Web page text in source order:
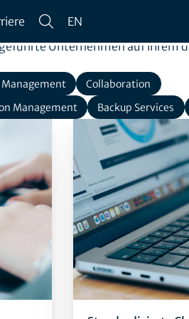
EN
Unternehmen auf ihrem
Collaboration
Management Backup Services